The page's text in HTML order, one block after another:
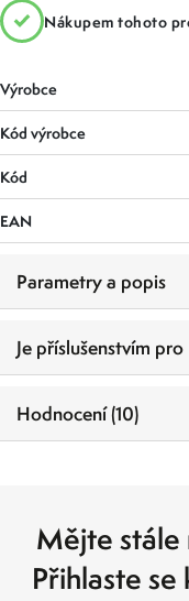
Nákupem tohoto
Výrobce
Kód výrobce
Kód
EAN
Parametry a popis
Je příslušenstvím pro
Hodnocení (10)
Mějte stále
Přihlaste